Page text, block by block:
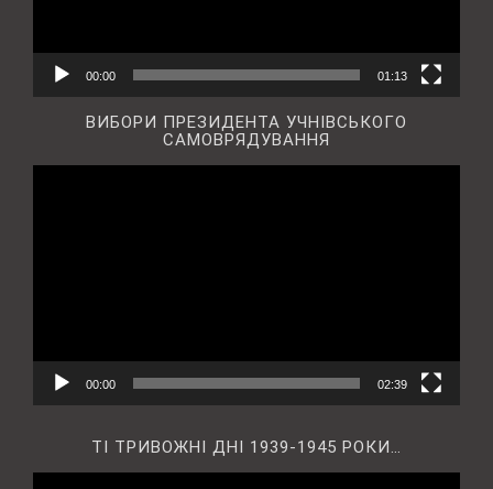
00:00 01:13
ВИБОРИ ПРЕЗИДЕНТА УЧНІВСЬКОГО
САМОВРЯДУВАННЯ
00:00 02:39
ТІ ТРИВОЖНІ ДНІ 1939-1945 РОКИ…